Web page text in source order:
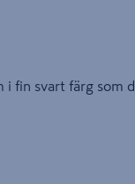
i fin svart färg som